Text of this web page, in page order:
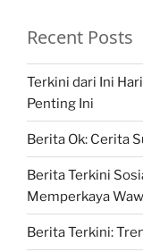
Recent Posts
Terkini dari Ini
Penting Ini
Berita Ok: Cerita
Berita Terkini
Memperkaya
Berita Terkini: